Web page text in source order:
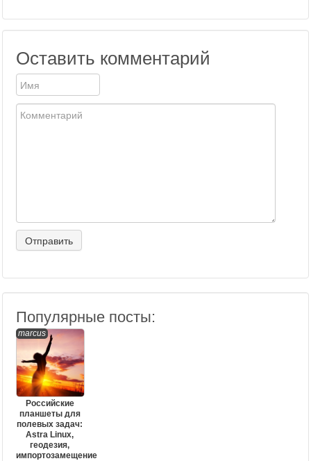
Оставить комментарий
Популярные посты:
marcus
Российские
планшеты для
полевых задач:
Astra Linux,
геодезия,
импортозамещение